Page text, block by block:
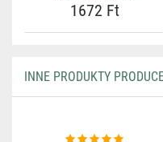
1672 Ft
INNE PRODUKTY